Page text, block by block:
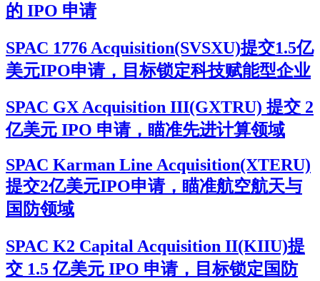
的 IPO 申请
SPAC 1776 Acquisition(SVSXU)提交1.5亿
美元IPO申请，目标锁定科技赋能型企业
SPAC GX Acquisition III(GXTRU) 提交 2
亿美元 IPO 申请，瞄准先进计算领域
SPAC Karman Line Acquisition(XTERU)
提交2亿美元IPO申请，瞄准航空航天与
国防领域
SPAC K2 Capital Acquisition II(KIIU)提
交 1.5 亿美元 IPO 申请，目标锁定国防